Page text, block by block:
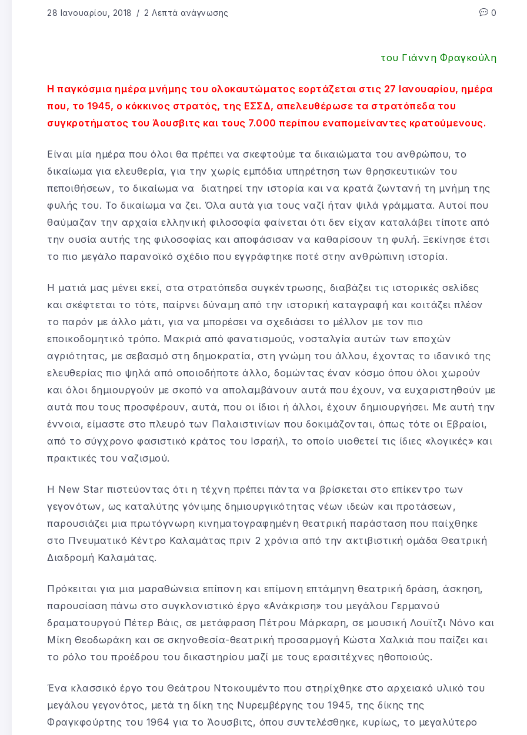
28 Ιανουαρίου, 2018 2 Λεπτά ανάγνωσης 0
του Γιάννη Φραγκούλη
Η παγκόσμια ημέρα μνήμης του ολοκαυτώματος εορτάζεται στις 27 Ιανουαρίου, ημέρα
που, το 1945, ο κόκκινος στρατός, της ΕΣΣΔ, απελευθέρωσε τα στρατόπεδα του
συγκροτήματος του Άουσβιτς και τους 7.000 περίπου εναπομείναντες κρατούμενους.
Είναι μία ημέρα που όλοι θα πρέπει να σκεφτούμε τα δικαιώματα του ανθρώπου, το
δικαίωμα για ελευθερία, για την χωρίς εμπόδια υπηρέτηση των θρησκευτικών του
πεποιθήσεων, το δικαίωμα να διατηρεί την ιστορία και να κρατά ζωντανή τη μνήμη της
φυλής του. Το δικαίωμα να ζει. Όλα αυτά για τους ναζί ήταν ψιλά γράμματα. Αυτοί που
θαύμαζαν την αρχαία ελληνική φιλοσοφία φαίνεται ότι δεν είχαν καταλάβει τίποτε από
την ουσία αυτής της φιλοσοφίας και αποφάσισαν να καθαρίσουν τη φυλή. Ξεκίνησε έτσι
το πιο μεγάλο παρανοϊκό σχέδιο που εγγράφτηκε ποτέ στην ανθρώπινη ιστορία.
Η ματιά μας μένει εκεί, στα στρατόπεδα συγκέντρωσης, διαβάζει τις ιστορικές σελίδες
και σκέφτεται το τότε, παίρνει δύναμη από την ιστορική καταγραφή και κοιτάζει πλέον
το παρόν με άλλο μάτι, για να μπορέσει να σχεδιάσει το μέλλον με τον πιο
εποικοδομητικό τρόπο. Μακριά από φανατισμούς, νοσταλγία αυτών των εποχών
αγριότητας, με σεβασμό στη δημοκρατία, στη γνώμη του άλλου, έχοντας το ιδανικό της
ελευθερίας πιο ψηλά από οποιοδήποτε άλλο, δομώντας έναν κόσμο όπου όλοι χωρούν
και όλοι δημιουργούν με σκοπό να απολαμβάνουν αυτά που έχουν, να ευχαριστηθούν με
αυτά που τους προσφέρουν, αυτά, που οι ίδιοι ή άλλοι, έχουν δημιουργήσει. Με αυτή την
έννοια, είμαστε στο πλευρό των Παλαιστινίων που δοκιμάζονται, όπως τότε οι Εβραίοι,
από το σύγχρονο φασιστικό κράτος του Ισραήλ, το οποίο υιοθετεί τις ίδιες «λογικές» και
πρακτικές του ναζισμού.
Η New Star πιστεύοντας ότι η τέχνη πρέπει πάντα να βρίσκεται στο επίκεντρο των
γεγονότων, ως καταλύτης γόνιμης δημιουργικότητας νέων ιδεών και προτάσεων,
παρουσιάζει μια πρωτόγνωρη κινηματογραφημένη θεατρική παράσταση που παίχθηκε
στο Πνευματικό Κέντρο Καλαμάτας πριν 2 χρόνια από την ακτιβιστική ομάδα Θεατρική
Διαδρομή Καλαμάτας.
Πρόκειται για μια μαραθώνεια επίπονη και επίμονη επτάμηνη θεατρική δράση, άσκηση,
παρουσίαση πάνω στο συγκλονιστικό έργο «Ανάκριση» του μεγάλου Γερμανού
δραματουργού Πέτερ Βάις, σε μετάφραση Πέτρου Μάρκαρη, σε μουσική Λουϊτζι Νόνο και
Μίκη Θεοδωράκη και σε σκηνοθεσία-θεατρική προσαρμογή Κώστα Χαλκιά που παίζει και
το ρόλο του προέδρου του δικαστηρίου μαζί με τους ερασιτέχνες ηθοποιούς.
Ένα κλασσικό έργο του Θεάτρου Ντοκουμέντο που στηρίχθηκε στο αρχειακό υλικό του
μεγάλου γεγονότος, μετά τη δίκη της Νυρεμβέργης του 1945, της δίκης της
Φραγκφούρτης του 1964 για το Άουσβιτς, όπου συντελέσθηκε, κυρίως, το μεγαλύτερο